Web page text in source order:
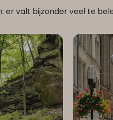
valt bijzonder veel te